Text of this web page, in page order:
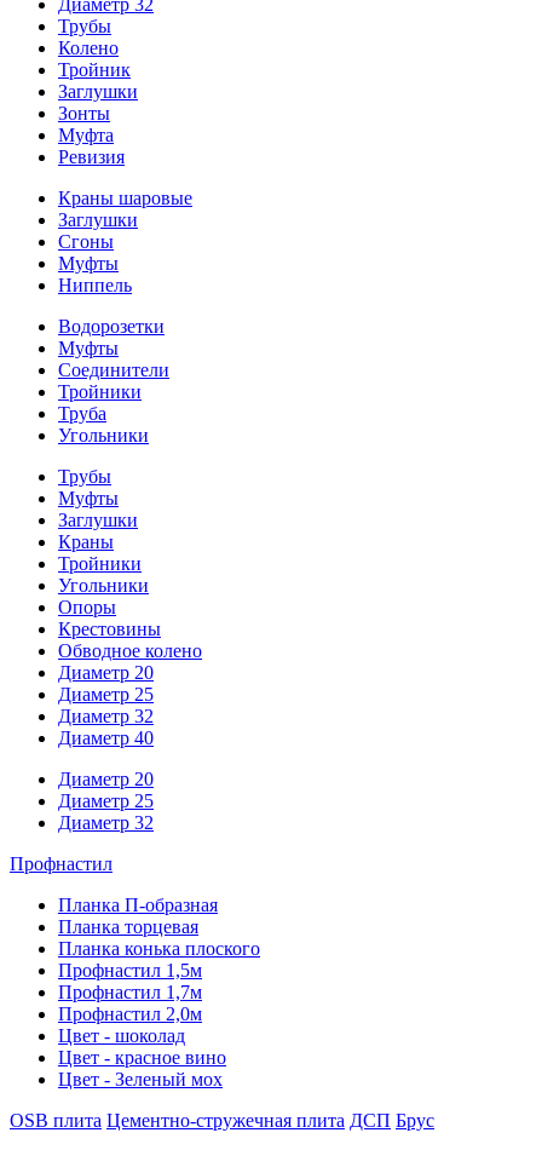
Диаметр 32
Трубы
Колено
Тройник
Заглушки
Зонты
Муфта
Ревизия
Краны шаровые
Заглушки
Сгоны
Муфты
Ниппель
Водорозетки
Муфты
Соединители
Тройники
Труба
Угольники
Трубы
Муфты
Заглушки
Краны
Тройники
Угольники
Опоры
Крестовины
Обводное колено
Диаметр 20
Диаметр 25
Диаметр 32
Диаметр 40
Диаметр 20
Диаметр 25
Диаметр 32
Профнастил
Планка П-образная
Планка торцевая
Планка конька плоского
Профнастил 1,5м
Профнастил 1,7м
Профнастил 2,0м
Цвет - шоколад
Цвет - красное вино
Цвет - Зеленый мох
OSB плита Цементно-стружечная плита ДСП Брус